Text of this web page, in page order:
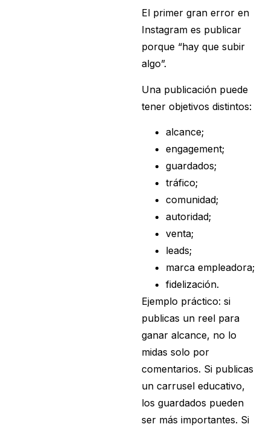
El primer gran error en
Instagram es publicar
porque “hay que subir
algo”.
Una publicación puede
tener objetivos distintos:
alcance;
engagement;
guardados;
tráfico;
comunidad;
autoridad;
venta;
leads;
marca empleadora;
fidelización.
Ejemplo práctico: si
publicas un reel para
ganar alcance, no lo
midas solo por
comentarios. Si publicas
un carrusel educativo,
los guardados pueden
ser más importantes. Si